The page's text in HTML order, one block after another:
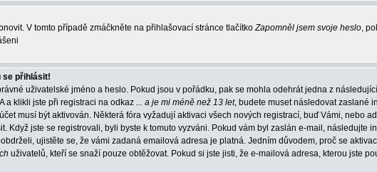
V tomto případě zmáčkněte na přihlašovací stránce tlačítkoZapomněl jsem svoje heslo,
se přihlásit!
uživatelské jméno a heslo. Pokud jsou v pořádku, pak se mohla odehrát jedna z
a klikli jste při registraci na odkaz ... a je mi méně než 13 let, budete muset následovat zaslané
musí být aktivován. Některá fóra vyžadují aktivaci všech nových registrací, buď Vámi, nebo
Když jste se registrovali, byli byste k tomuto vyzváni. Pokud vám byl zaslán e-mail, následujte
ujistěte se, že vámi zadaná emailová adresa je platná. Jedním důvodem, proč se
uživatelů, kteří se snaží pouze obtěžovat. Pokud si jste jisti, že e-mailová adresa, kterou jste